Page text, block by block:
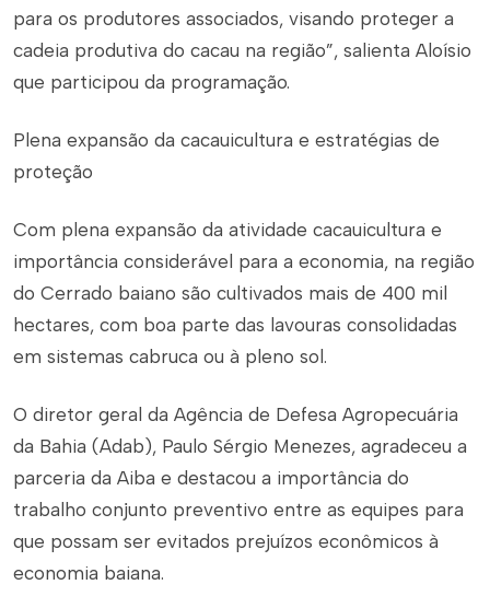
para os produtores associados, visando proteger a
cadeia produtiva do cacau na região”, salienta Aloísio
que participou da programação.
Plena expansão da cacauicultura e estratégias de
proteção
Com plena expansão da atividade cacauicultura e
importância considerável para a economia, na região
do Cerrado baiano são cultivados mais de 400 mil
hectares, com boa parte das lavouras consolidadas
em sistemas cabruca ou à pleno sol.
O diretor geral da Agência de Defesa Agropecuária
da Bahia (Adab), Paulo Sérgio Menezes, agradeceu a
parceria da Aiba e destacou a importância do
trabalho conjunto preventivo entre as equipes para
que possam ser evitados prejuízos econômicos à
economia baiana.